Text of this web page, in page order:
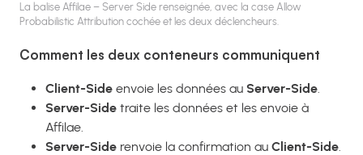
La balise Affilae – Server Side renseignée, avec la case Allow
Probabilistic Attribution cochée et les deux déclencheurs.
Comment les deux conteneurs communiquent
Client-Side envoie les données au Server-Side
Server-Side traite les données et les envoie à
Affilae.
Server-Side renvoie la confirmation au Client-Side